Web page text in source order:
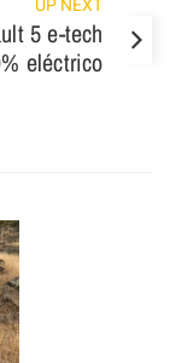
UP NEXT
5 e-tech
eléctrico